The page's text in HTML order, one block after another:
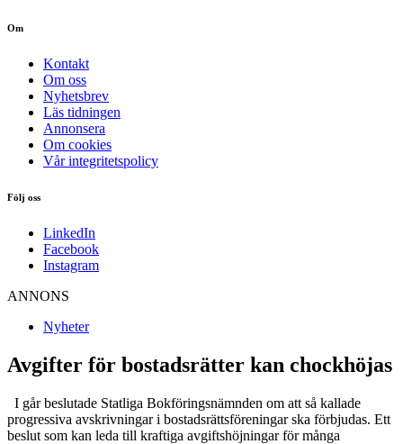
Om
Kontakt
Om oss
Nyhetsbrev
Läs tidningen
Annonsera
Om cookies
Vår integritetspolicy
Följ oss
LinkedIn
Facebook
Instagram
ANNONS
Nyheter
Avgifter för bostadsrätter kan chockhöjas
I går beslutade Statliga Bokföringsnämnden om att så kallade
progressiva avskrivningar i bostadsrättsföreningar ska förbjudas. Ett
beslut som kan leda till kraftiga avgiftshöjningar för många